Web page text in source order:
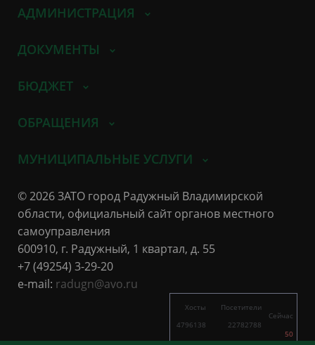
АДМИНИСТРАЦИЯ
ДОКУМЕНТЫ
БЮДЖЕТ
ОБРАЩЕНИЯ
МУНИЦИПАЛЬНЫЕ УСЛУГИ
© 2026 ЗАТО город Радужный Владимирской
области, официальный сайт органов местного
самоуправления
600910, г. Радужный, 1 квартал, д. 55
+7 (49254) 3-29-20
e-mail: radugn@avo.ru
Хосты
4796138
1566
Посетители
22782788
2200
Сейчас
50